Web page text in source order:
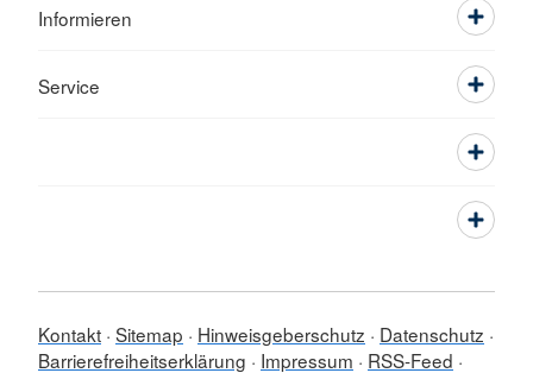
Informieren
Service
Kontakt Sitemap Hinweisgeberschutz
Datenschutz
Barrierefreiheitserklärung
Impressum RSS-Feed